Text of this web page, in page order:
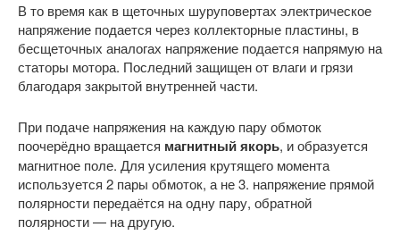
В то время как в щеточных шуруповертах электрическое
напряжение подается через коллекторные пластины, в
бесщеточных аналогах напряжение подается напрямую на
статоры мотора. Последний защищен от влаги и грязи
благодаря закрытой внутренней части.
При подаче напряжения на каждую пару обмоток
поочерёдно вращается магнитный якорь, и образуется
магнитное поле. Для усиления крутящего момента
используется 2 пары обмоток, а не 3. напряжение прямой
полярности передаётся на одну пару, обратной
полярности — на другую.